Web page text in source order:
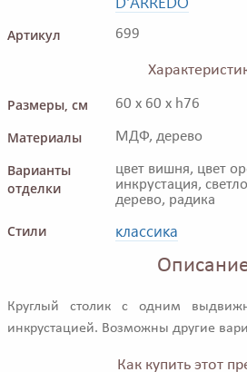
Артикул 699
Размеры, см
60 x 60 x h76
Материалы МДФ, дерево
Варианты
отделки
цвет вишня, цвет
инкрустация,
дерево, радика
Стили классика
Круглый столик с одним
инкрустацией. Возможны другие
Как купить этот